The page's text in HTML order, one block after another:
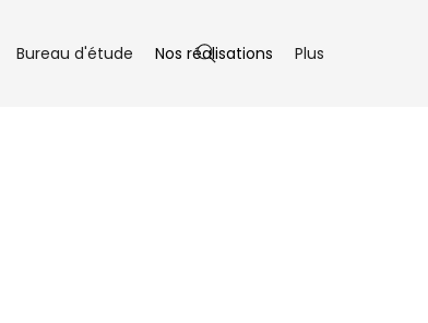
Bureau d'étude Nos réalisations Plus